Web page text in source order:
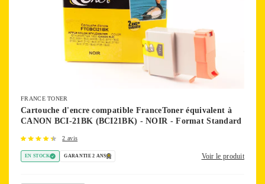
FRANCE TONER
Cartouche d'encre compatible FranceToner équivalent à
CANON BCI-21BK (BCI21BK) - NOIR - Format Standard
2 avis
EN STOCK GARANTIE 2 ANS Voir le produit